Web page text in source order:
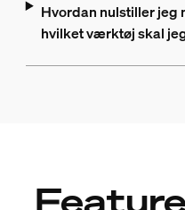
Hvordan nulstiller jeg
hvilket værktøj skal